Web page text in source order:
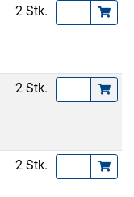
2 Stk.
2 Stk.
2 Stk.